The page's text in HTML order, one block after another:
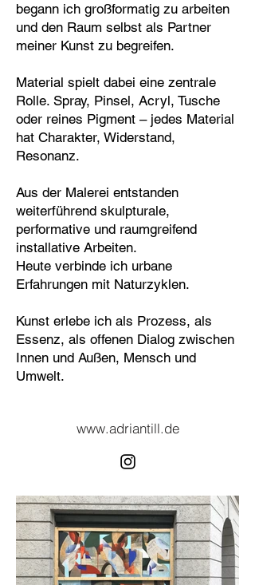
begann ich großformatig zu arbeiten
und den Raum selbst als Partner
meiner Kunst zu begreifen.
Material spielt dabei eine zentrale
Rolle. Spray, Pinsel, Acryl, Tusche
oder reines Pigment – jedes Material
hat Charakter, Widerstand,
Resonanz.
Aus der Malerei entstanden
weiterführend skulpturale,
performative und raumgreifend
installative Arbeiten.
Heute verbinde ich urbane
Erfahrungen mit Naturzyklen.
Kunst erlebe ich als Prozess, als
Essenz, als offenen Dialog zwischen
Innen und Außen, Mensch und
Umwelt.
www.adriantill.de